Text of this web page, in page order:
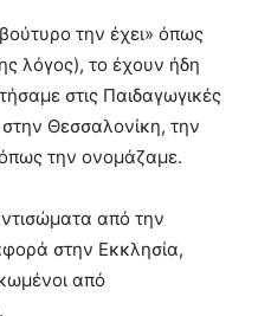
την έχει» όπως
λόγος), το έχουν ήδη
στις Παιδαγωγικές
Θεσσαλονίκη, την
την ονομάζαμε.
από την
στην Εκκλησία,
από